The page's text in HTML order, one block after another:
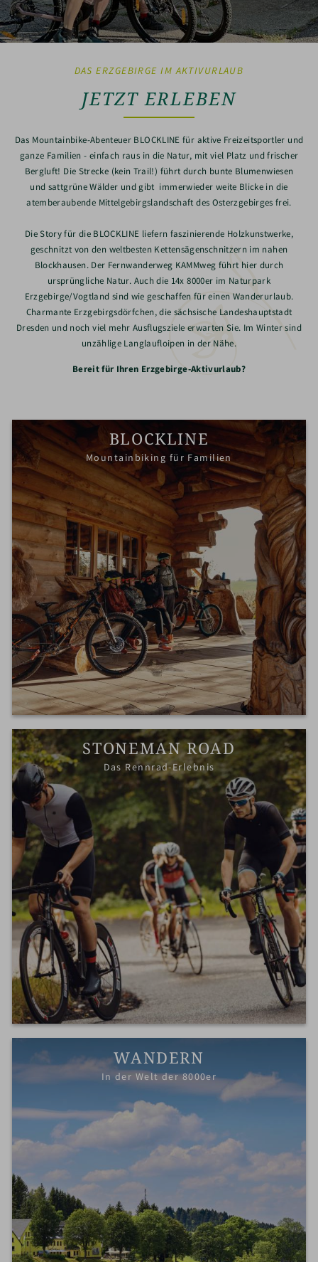
DAS ERZGEBIRGE IM AKTIVURLAUB
JETZT ERLEBEN
Das Mountainbike-Abenteuer BLOCKLINE für aktive Freizeitsportler und
ganze Familien - einfach raus in die Natur, mit viel Platz und frischer
Bergluft! Die Strecke (kein Trail!) führt durch bunte Blumenwiesen
und sattgrüne Wälder und gibt immerwieder weite Blicke in die
atemberaubende Mittelgebirgslandschaft des Osterzgebirges frei.
Die Story für die BLOCKLINE liefern faszinierende Holzkunstwerke,
geschnitzt von den weltbesten Kettensägenschnitzern im nahen
Blockhausen. Der Fernwanderweg KAMMweg führt hier durch
ursprüngliche Natur. Auch die 14x 8000er im Naturpark
Erzgebirge/Vogtland sind wie geschaffen für einen Wanderurlaub.
Charmante Erzgebirgsdörfchen, die sächsische Landeshauptstadt
Dresden und noch viel mehr Ausflugsziele erwarten Sie. Im Winter sind
unzählige Langlaufloipen in der Nähe.
Bereit für Ihren Erzgebirge-Aktivurlaub?
BLOCKLINE
Mountainbiking für Familien
STONEMAN ROAD
Das Rennrad-Erlebnis
WANDERN
In der Welt der 8000er